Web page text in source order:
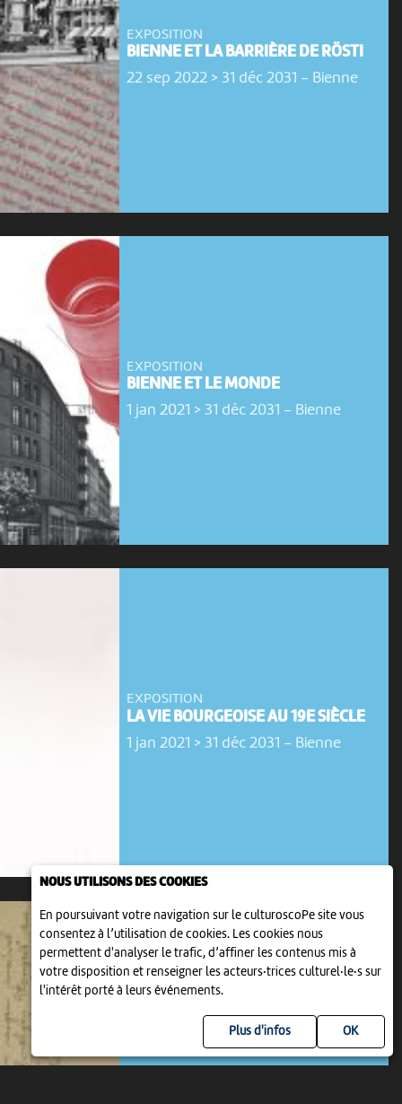
NOUS UTILISONS DES COOKIES
En poursuivant votre navigation sur le culturoscoPe site vous
consentez à l’utilisation de cookies. Les cookies nous
permettent d'analyser le trafic, d’affiner les contenus mis à
votre disposition et renseigner les acteurs·trices culturel·le·s sur
l'intérêt porté à leurs événements.
Plus d'infos
EXPOSITION
BIENNE ET LA BARRIÈRE DE RÖSTI
22 sep 2022 > 31 déc 2031 - Bienne
EXPOSITION
BIENNE ET LE MONDE
1 jan 2021 > 31 déc 2031 - Bienne
EXPOSITION
LA VIE BOURGEOISE AU 19E SIÈCLE
1 jan 2021 > 31 déc 2031 - Bienne
LES LETTRES DE ROBERT WALSER